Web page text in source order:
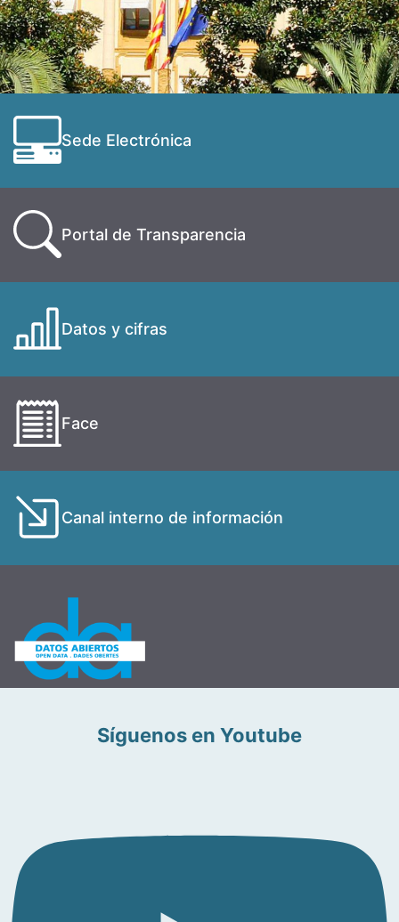
Sede Electrónica
Portal de Transparencia
Datos y cifras
Face
Canal interno de información
Síguenos en Youtube